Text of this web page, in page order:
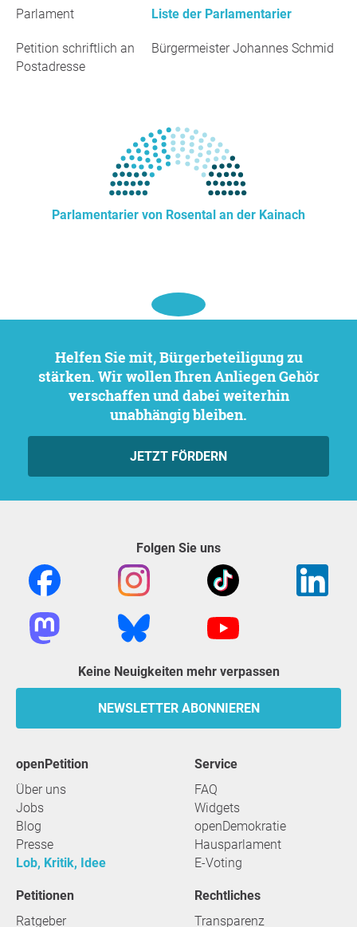
Parlament Liste der Parlamentarier
Petition schriftlich an
Postadresse
Bürgermeister Johannes Schmid
Parlamentarier von Rosental an der Kainach
Helfen Sie mit, Bürgerbeteiligung zu
stärken. Wir wollen Ihren Anliegen Gehör
verschaffen und dabei weiterhin
unabhängig bleiben.
JETZT FÖRDERN
Folgen Sie uns
Keine Neuigkeiten mehr verpassen
NEWSLETTER ABONNIEREN
openPetition
Über uns
Jobs
Blog
Presse
Lob, Kritik, Idee
Service
FAQ
Widgets
openDemokratie
Hausparlament
E-Voting
Petitionen
Ratgeber
Rechtliches
Transparenz